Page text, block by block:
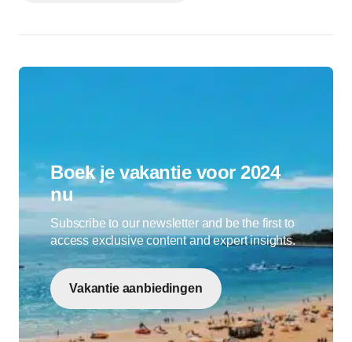
Boek je vakantie voor 2024
nu
Subscribe to our newsletter and be the first to
access exclusive content and expert insights.
Vakantie aanbiedingen